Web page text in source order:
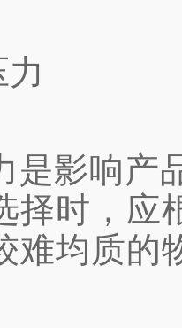
响产品
择时，应
难均质的